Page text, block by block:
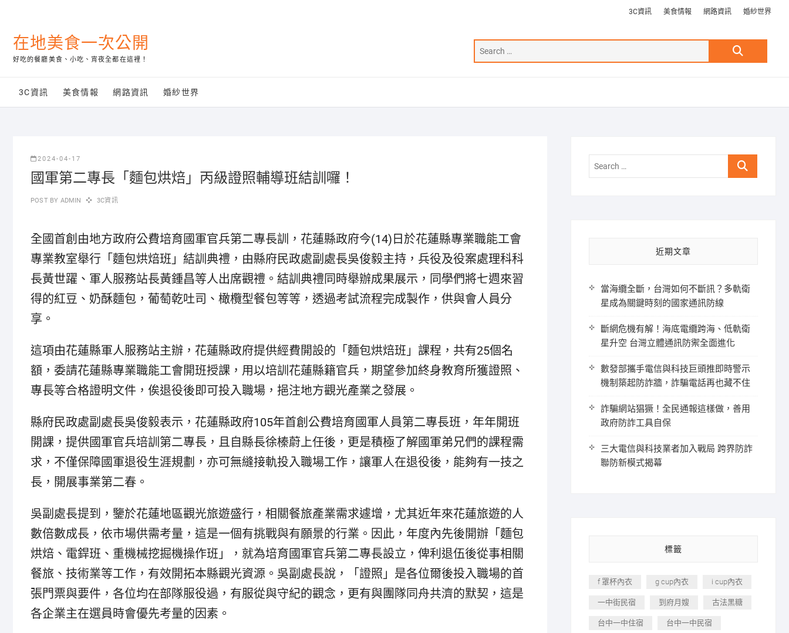
content
3C資訊 美食情報 網路資訊 婚紗世界
在地美食一次公開
好吃的餐廳美食、小吃、宵夜全都在這裡！
Search
3C資訊 美食情報 網路資訊 婚紗世界
2024-04-17
國軍第二專長「麵包烘焙」丙級證照輔導班結訓囉！
POST BY ADMIN 3C資訊
全國首創由地方政府公費培育國軍官兵第二專長訓，花蓮縣政府今(14)日於花蓮縣專業職能工會
專業教室舉行「麵包烘焙班」結訓典禮，由縣府民政處副處長吳俊毅主持，兵役及役案處理科科
長黃世躍、軍人服務站長黃鍾昌等人出席觀禮。結訓典禮同時舉辦成果展示，同學們將七週來習
得的紅豆、奶酥麵包，葡萄乾吐司、橄欖型餐包等等，透過考試流程完成製作，供與會人員分
享。
這項由花蓮縣軍人服務站主辦，花蓮縣政府提供經費開設的「麵包烘焙班」課程，共有25個名
額，委請花蓮縣專業職能工會開班授課，用以培訓花蓮縣籍官兵，期望參加終身教育所獲證照、
專長等合格證明文件，俟退役後即可投入職場，挹注地方觀光產業之發展。
縣府民政處副處長吳俊毅表示，花蓮縣政府105年首創公費培育國軍人員第二專長班，年年開班
開課，提供國軍官兵培訓第二專長，且自縣長徐榛蔚上任後，更是積極了解國軍弟兄們的課程需
求，不僅保障國軍退役生涯規劃，亦可無縫接軌投入職場工作，讓軍人在退役後，能夠有一技之
長，開展事業第二春。
吳副處長提到，鑒於花蓮地區觀光旅遊盛行，相關餐旅產業需求遽增，尤其近年來花蓮旅遊的人
數倍數成長，依市場供需考量，這是一個有挑戰與有願景的行業。因此，年度內先後開辦「麵包
烘焙、電銲班、重機械挖掘機操作班」，就為培育國軍官兵第二專長設立，俾利退伍後從事相關
餐旅、技術業等工作，有效開拓本縣觀光資源。吳副處長說，「證照」是各位爾後投入職場的首
張門票與要件，各位均在部隊服役過，有服從與守紀的觀念，更有與團隊同舟共濟的默契，這是
各企業主在選員時會優先考量的因素。
Search
近期文章
當海纜全斷，台灣如何不斷訊？多軌衛
星成為關鍵時刻的國家通訊防線
斷網危機有解！海底電纜跨海、低軌衛
星升空 台灣立體通訊防禦全面進化
數發部攜手電信與科技巨頭推即時警示
機制築起防詐牆，詐騙電話再也藏不住
詐騙網站猖獗！全民通報這樣做，善用
政府防詐工具自保
三大電信與科技業者加入戰局 跨界防詐
聯防新模式揭幕
標籤
f 罩杯內衣 g cup內衣 i cup內衣
一中街民宿 到府月嫂 古法黑糖
台中一中住宿 台中一中民宿